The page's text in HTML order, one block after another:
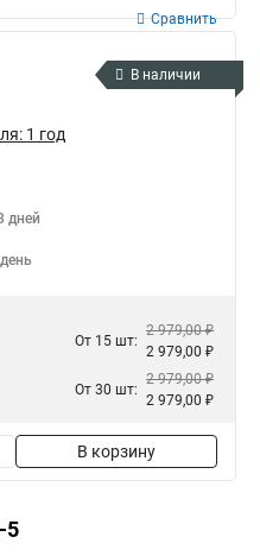
Сравнить
В наличии
1 год
дней
От 15 шт:
2 979,00 ₽
2 979,00 ₽
От 30 шт:
2 979,00 ₽
2 979,00 ₽
В корзину
5